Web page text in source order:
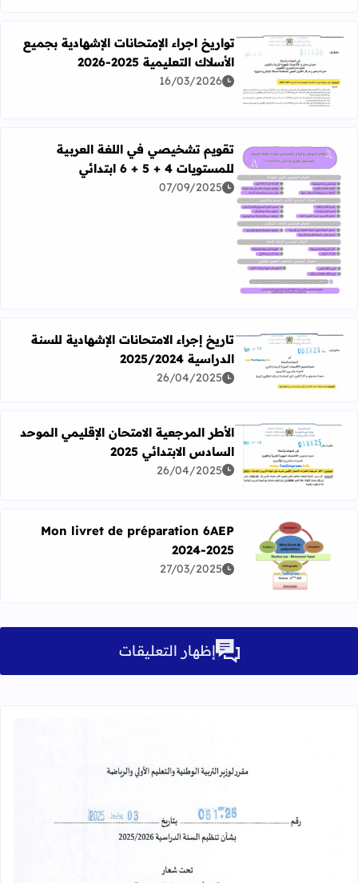
اقرأ المزيد عن تواريخ اجراء الإمتحانات الإشهادية بجميع الأسلاك
تواريخ اجراء الإمتحانات الإشهادية بجميع
الأسلاك التعليمية 2025-2026
16/03/2026
اقرأ المزيد عن تقويم تشخيصي في اللغة العربية للمستويات 4 + 5 + 6 ابتدائي
تقويم تشخيصي في اللغة العربية
للمستويات 4 + 5 + 6 ابتدائي
07/09/2025
اقرأ المزيد عن تاريخ إجراء الامتحانات الإشهادية للسنة الدراسية 2025/
تاريخ إجراء الامتحانات الإشهادية للسنة
الدراسية 2025/2024
26/04/2025
اقرأ المزيد عن الأطر المرجعية الامتحان الإقليمي الموحد السادس
الأطر المرجعية الامتحان الإقليمي الموحد
السادس الابتدائي 2025
26/04/2025
اقرأ المزيد عن Mon livret de préparation 6AEP 2024-2025
Mon livret de préparation 6AEP
2024-2025
27/03/2025
إظهار التعليقات
قراءة المزيد عن مقرر تنظيم السنة الدراسية